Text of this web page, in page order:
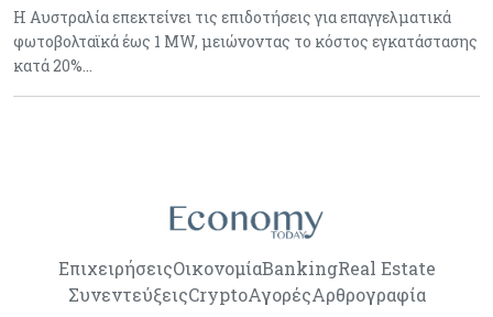
Η Αυστραλία επεκτείνει τις επιδοτήσεις για επαγγελματικά
φωτοβολταϊκά έως 1 MW, μειώνοντας το κόστος εγκατάστασης
κατά 20%…
ΕπιχειρήσειςΟικονομίαBankingReal Estate
ΣυνεντεύξειςCryptoΑγορέςΑρθρογραφία